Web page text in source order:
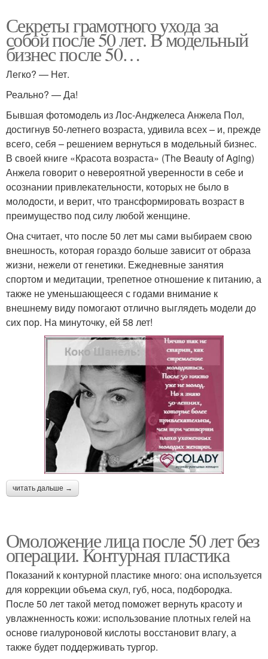
Секреты грамотного ухода за
собой после 50 лет. В модельный
бизнес после 50…
Легко? — Нет.
Реально? — Да!
Бывшая фотомодель из Лос-Анджелеса Анжела Пол,
достигнув 50-летнего возраста, удивила всех – и, прежде
всего, себя – решением вернуться в модельный бизнес.
В своей книге «Красота возраста» (The Beauty of Aging)
Анжела говорит о невероятной уверенности в себе и
осознании привлекательности, которых не было в
молодости, и верит, что трансформировать возраст в
преимущество под силу любой женщине.
Она считает, что после 50 лет мы сами выбираем свою
внешность, которая гораздо больше зависит от образа
жизни, нежели от генетики. Ежедневные занятия
спортом и медитации, трепетное отношение к питанию, а
также не уменьшающееся с годами внимание к
внешнему виду помогают отлично выглядеть модели до
сих пор. На минуточку, ей 58 лет!
читать дальше →
Омоложение лица после 50 лет без
операции. Контурная пластика
Показаний к контурной пластике много: она используется
для коррекции объема скул, губ, носа, подбородка.
После 50 лет такой метод поможет вернуть красоту и
увлажненность кожи: использование плотных гелей на
основе гиалуроновой кислоты восстановит влагу, а
также будет поддерживать тургор.